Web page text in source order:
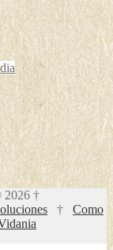
2026 †
† Como